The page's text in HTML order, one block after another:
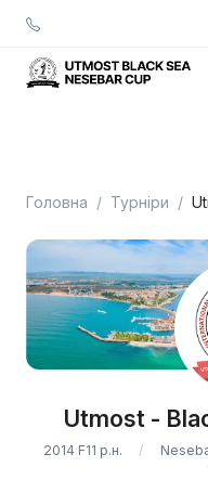
Головна Турніри
Utmost -
2014 F11 р.н.